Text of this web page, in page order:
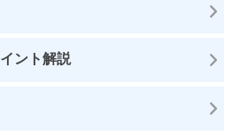
ント解説